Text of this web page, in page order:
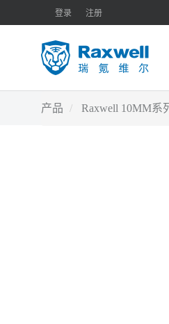
登录 注册
产品 Raxwell 10MM系